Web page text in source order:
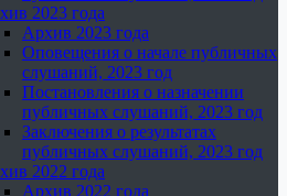
2023 года
Архив 2023 года
Оповещения о начале публичных
слушаний, 2023 год
Постановления о назначении
публичных слушаний, 2023 год
Заключения о результатах
публичных слушаний, 2023 год
2022 года
Архив 2022 года